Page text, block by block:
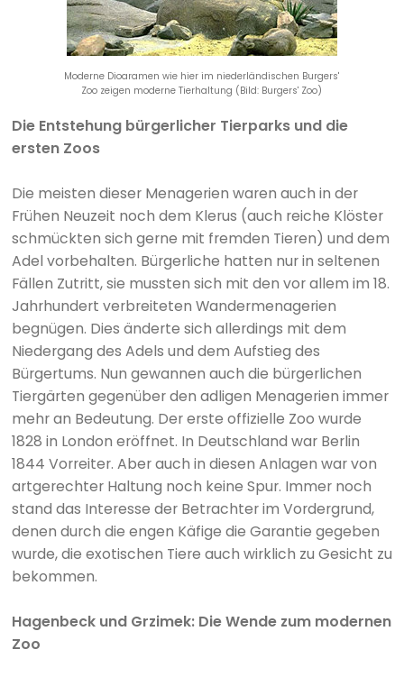
Moderne Dioaramen wie hier im niederländischen Burgers'
Zoo zeigen moderne Tierhaltung (Bild: Burgers' Zoo)
Die Entstehung bürgerlicher Tierparks und die
ersten Zoos
Die meisten dieser Menagerien waren auch in der
Frühen Neuzeit noch dem Klerus (auch reiche Klöster
schmückten sich gerne mit fremden Tieren) und dem
Adel vorbehalten. Bürgerliche hatten nur in seltenen
Fällen Zutritt, sie mussten sich mit den vor allem im 18.
Jahrhundert verbreiteten Wandermenagerien
begnügen. Dies änderte sich allerdings mit dem
Niedergang des Adels und dem Aufstieg des
Bürgertums. Nun gewannen auch die bürgerlichen
Tiergärten gegenüber den adligen Menagerien immer
mehr an Bedeutung. Der erste offizielle Zoo wurde
1828 in London eröffnet. In Deutschland war Berlin
1844 Vorreiter. Aber auch in diesen Anlagen war von
artgerechter Haltung noch keine Spur. Immer noch
stand das Interesse der Betrachter im Vordergrund,
denen durch die engen Käfige die Garantie gegeben
wurde, die exotischen Tiere auch wirklich zu Gesicht zu
bekommen.
Hagenbeck und Grzimek: Die Wende zum modernen
Zoo